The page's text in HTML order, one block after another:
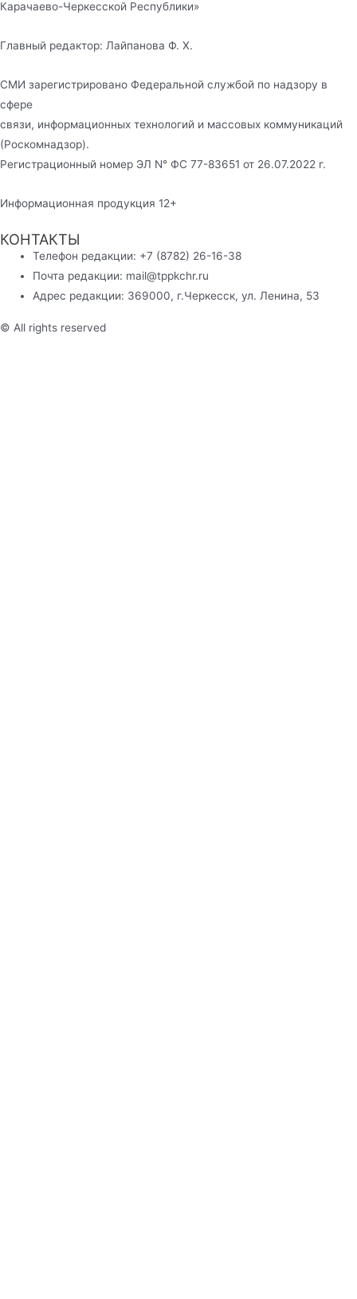
Карачаево-Черкесской Республики»
Главный редактор: Лайпанова Ф. Х.
СМИ зарегистрировано Федеральной службой по надзору в
сфере
связи, информационных технологий и массовых коммуникаций
(Роскомнадзор).
Регистрационный номер ЭЛ N° ФС 77-83651 от 26.07.2022 г.
Информационная продукция 12+
КОНТАКТЫ
Телефон редакции: +7 (8782) 26-16-38
Почта редакции: mail@tppkchr.ru
Адрес редакции: 369000, г.Черкесск, ул. Ленина, 53
© All rights reserved